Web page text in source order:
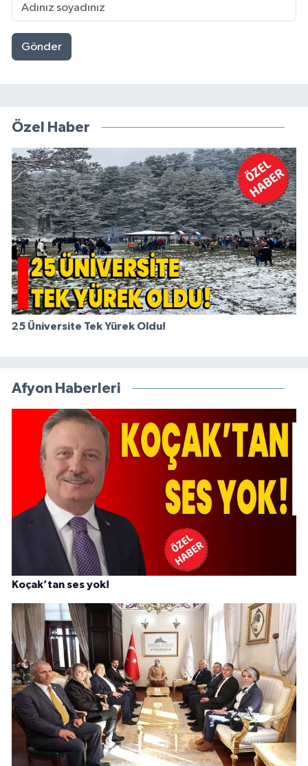
Gönder
Özel Haber
25 Üniversite Tek Yürek Oldu!
Afyon Haberleri
Koçak’tan ses yok!